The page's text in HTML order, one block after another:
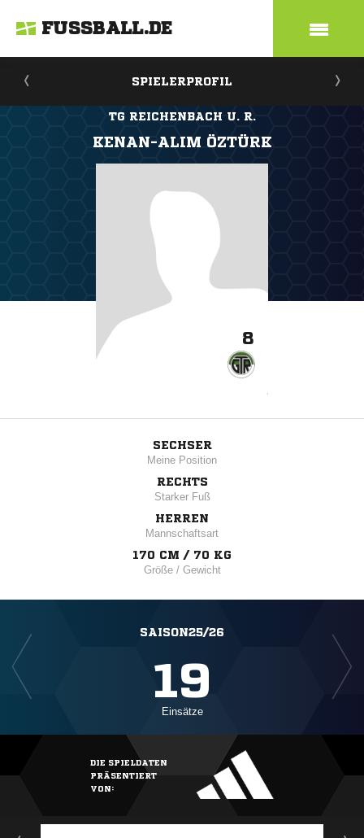
FUSSBALL.DE
SPIELERPROFIL
TG REICHENBACH U. R.
KENAN-ALIM ÖZTÜRK
8
SECHSER
Meine Position
RECHTS
Starker Fuß
HERREN
Mannschaftsart
170 CM / 70 KG
Größe / Gewicht
SAISON25/26
19
Einsätze
DIE SPIELDATEN
PRÄSENTIERT
VON: